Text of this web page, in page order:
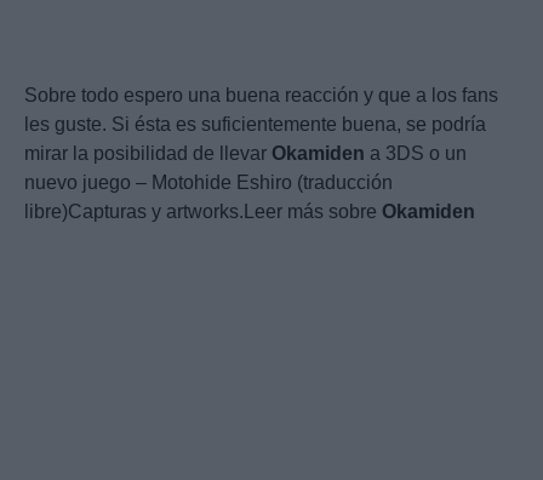
Sobre todo espero una buena reacción y que a los fans
les guste. Si ésta es suficientemente buena, se podría
mirar la posibilidad de llevar Okamiden a 3DS o un
nuevo juego – Motohide Eshiro (traducción
libre)Capturas y artworks.Leer más sobre Okamiden